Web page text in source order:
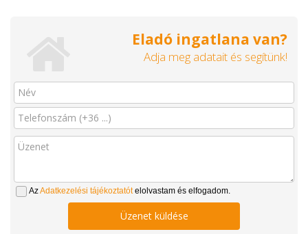
Eladó ingatlana van?
Adja meg adatait és segítünk!
AzAdatkezelési tájékoztatótelolvastam és elfogadom.
Üzenet küldése